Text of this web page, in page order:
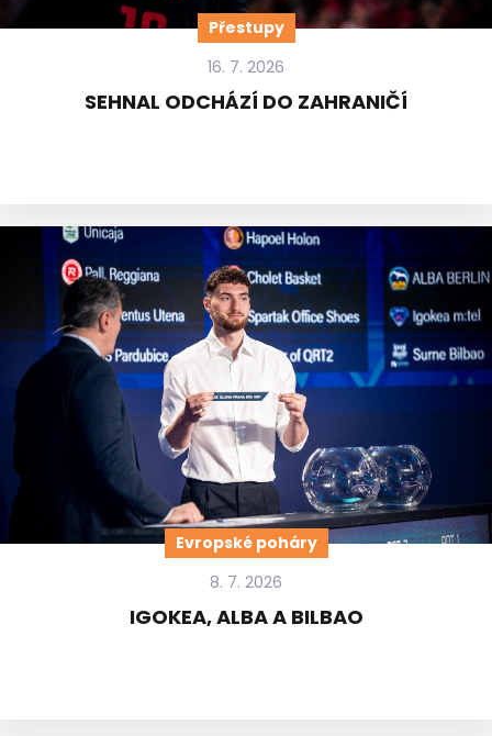
Přestupy
16. 7. 2026
SEHNAL ODCHÁZÍ DO ZAHRANIČÍ
Evropské poháry
8. 7. 2026
IGOKEA, ALBA A BILBAO